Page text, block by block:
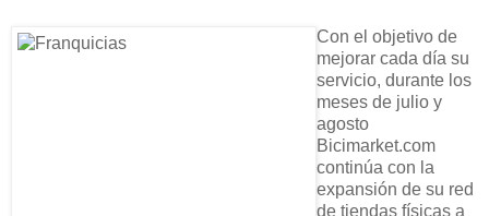
Con el objetivo de
mejorar cada día su
servicio, durante los
meses de julio y
agosto
Bicimarket.com
continúa con la
expansión de su red
de tiendas físicas a